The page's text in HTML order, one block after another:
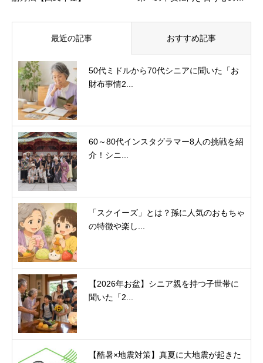
最近の記事 おすすめ記事
50代ミドルから70代シニアに聞いた「お
財布事情2...
60～80代インスタグラマー8人の挑戦を紹
介！シニ...
「スクイーズ」とは？孫に人気のおもちゃ
の特徴や楽し...
【2026年お盆】シニア親を持つ子世帯に
聞いた「2...
【酷暑×地震対策】真夏に大地震が起きた